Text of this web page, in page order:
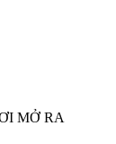
MỞ RA